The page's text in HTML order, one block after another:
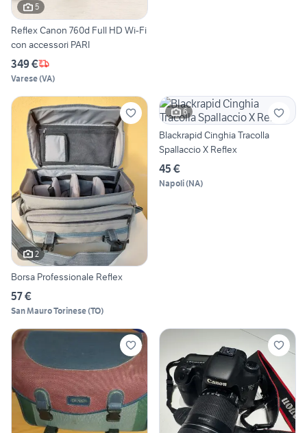
5
Reflex Canon 760d Full HD Wi-Fi
con accessori PARI
349 €
Varese(VA)
2
Borsa Professionale Reflex
57 €
San Mauro Torinese(TO)
6
Blackrapid Cinghia Tracolla
Spallaccio X Reflex
45 €
Napoli(NA)